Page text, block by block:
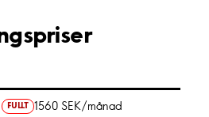
FULLT 1560 SEK/månad